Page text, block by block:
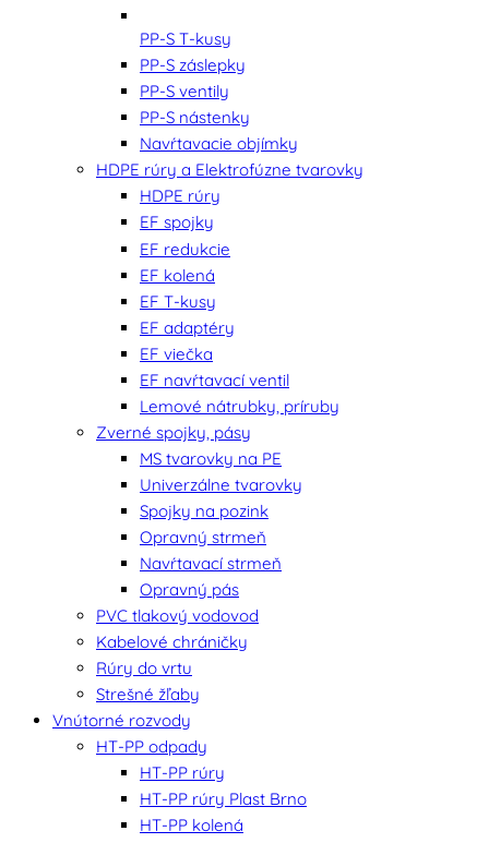
PP-S T-kusy
PP-S záslepky
PP-S ventily
PP-S nástenky
Navŕtavacie objímky
HDPE rúry a Elektrofúzne tvarovky
HDPE rúry
EF spojky
EF redukcie
EF kolená
EF T-kusy
EF adaptéry
EF viečka
EF navŕtavací ventil
Lemové nátrubky, príruby
Zverné spojky, pásy
MS tvarovky na PE
Univerzálne tvarovky
Spojky na pozink
Opravný strmeň
Navŕtavací strmeň
Opravný pás
PVC tlakový vodovod
Kabelové chráničky
Rúry do vrtu
Strešné žľaby
Vnútorné rozvody
HT-PP odpady
HT-PP rúry
HT-PP rúry Plast Brno
HT-PP kolená